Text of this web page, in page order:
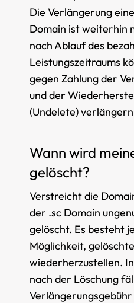
Die Verlängerung
Domain ist weiterhin
nach Ablauf des
Leistungszeitraums
gegen Zahlung der
und der
(Undelete)
Wann wird
gelöscht?
Verstreicht die
der .sc Domain
gelöscht. Es besteht
Möglichkeit,
wiederherzustellen.
nach der Löschung